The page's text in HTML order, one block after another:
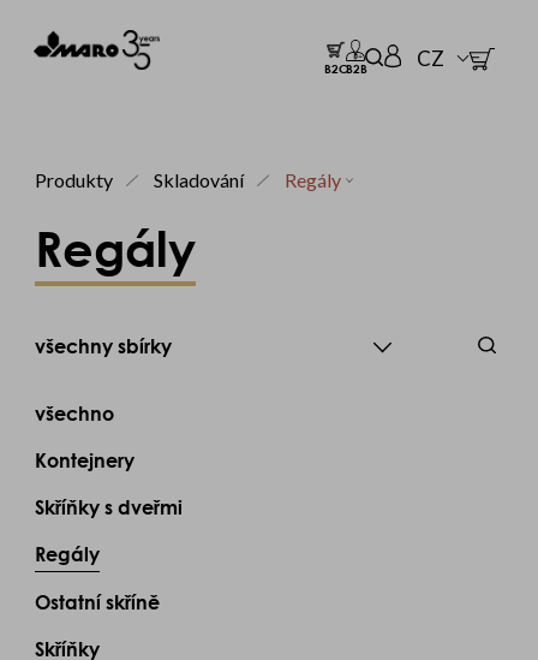
B2CB2B CZ
Produkty Skladování Regály
Regály
všechno
Kontejnery
Skříňky s dveřmi
Regály
Ostatní skříně
Skříňky
všechny sbírky